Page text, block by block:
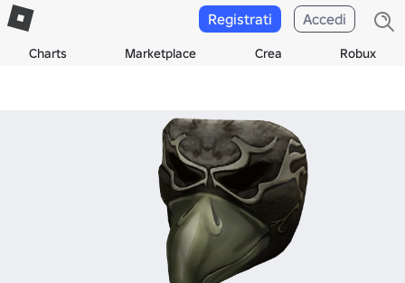
Charts Marketplace Crea Robux
Registrati Accedi